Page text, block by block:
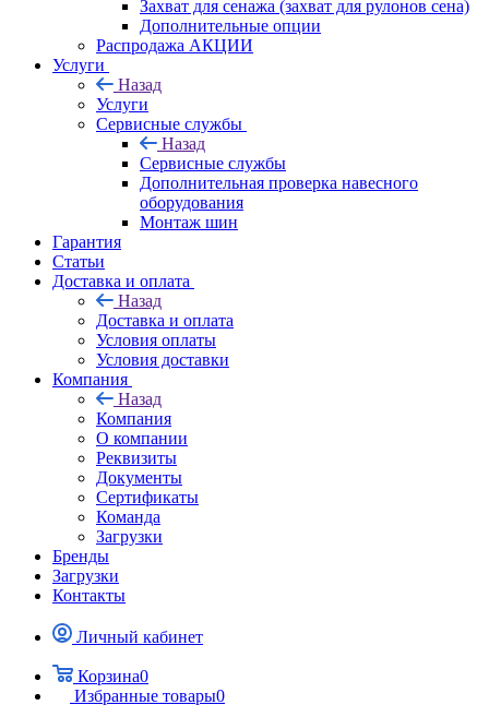
Захват для сенажа (захват для рулонов сена)
Дополнительные опции
Распродажа АКЦИИ
Услуги
Назад
Услуги
Сервисные службы
Назад
Сервисные службы
Дополнительная проверка навесного
оборудования
Монтаж шин
Гарантия
Статьи
Доставка и оплата
Назад
Доставка и оплата
Условия оплаты
Условия доставки
Компания
Назад
Компания
О компании
Реквизиты
Документы
Сертификаты
Команда
Загрузки
Бренды
Загрузки
Контакты
Личный кабинет
Корзина0
Избранные товары0